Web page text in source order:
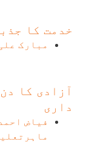
خدمت کا
مبارک
آزادی کا
داری
فیاض